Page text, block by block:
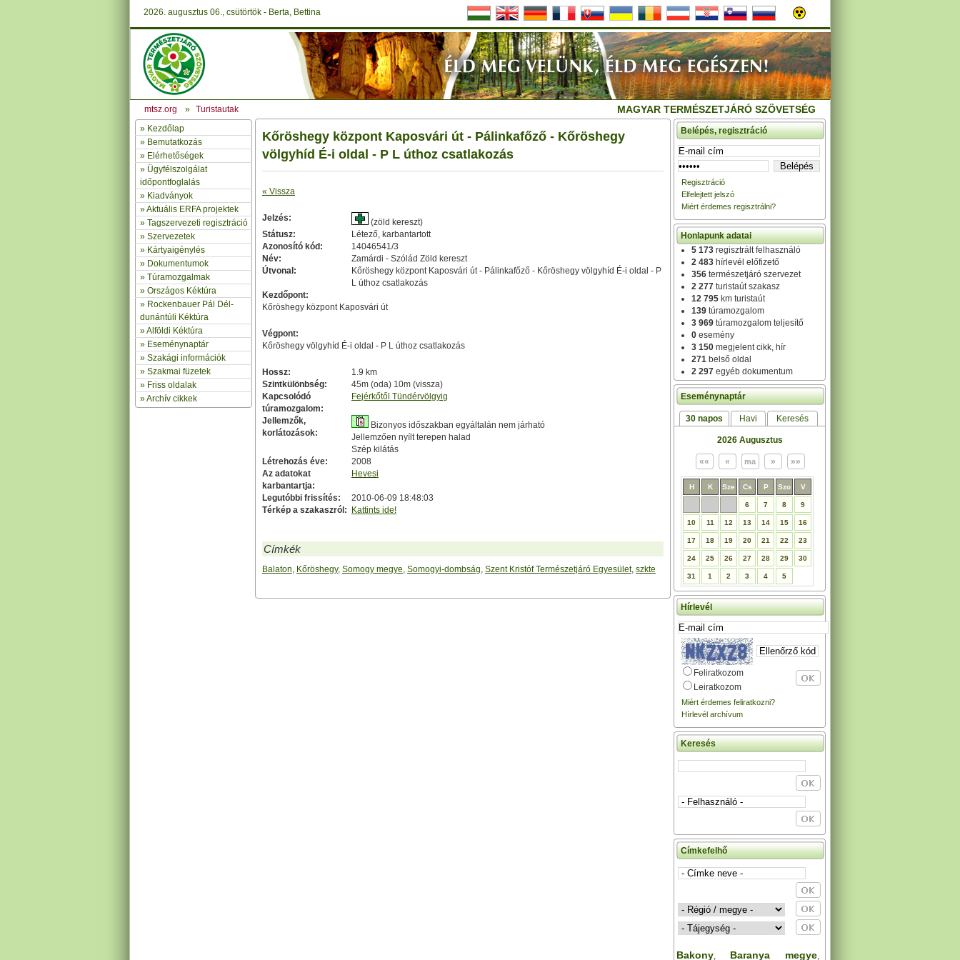
2026. augusztus 06., csütörtök - Berta, Bettina
mtsz.org » Turistautak MAGYAR TERMÉSZETJÁRÓ SZÖVETSÉG
» Kezdőlap
» Bemutatkozás
» Elérhetőségek
» Ügyfélszolgálat
időpontfoglalás
» Kiadványok
»Aktuális ERFA projektek
» Tagszervezeti regisztráció
» Szervezetek
» Kártyaigénylés
» Dokumentumok
» Túramozgalmak
» Országos Kéktúra
» Rockenbauer Pál Dél-
dunántúli Kéktúra
»Alföldi Kéktúra
» Eseménynaptár
» Szakági információk
» Szakmai füzetek
» Friss oldalak
»Archív cikkek
Kőröshegy központ Kaposvári út - Pálinkafőző - Kőröshegy
völgyhíd É-i oldal - P L úthoz csatlakozás
« Vissza
Jelzés:
(zöld kereszt)
Státusz:
Létező, karbantartott
Azonosító kód:
14046541/3
Név:
Zamárdi - Szólád Zöld kereszt
Útvonal:
Kőröshegy központ Kaposvári út - Pálinkafőző - Kőröshegy völgyhíd É-i oldal - P
L úthoz csatlakozás
Kezdőpont:
Kőröshegy központ Kaposvári út
Végpont:
Kőröshegy völgyhíd É-i oldal - P L úthoz csatlakozás
Hossz:
1.9 km
Szintkülönbség:
45m (oda) 10m (vissza)
Kapcsolódó
túramozgalom:
Fejérkőtől Tündérvölgyig
Jellemzők,
korlátozások:
Bizonyos időszakban egyáltalán nem járható
Jellemzően nyílt terepen halad
Szép kilátás
Létrehozás éve:
2008
Az adatokat
karbantartja:
Hevesi
Legutóbbi frissítés:
2010-06-09 18:48:03
Térkép a szakaszról:
Kattints ide!
Címkék
Balaton, Kőröshegy, Somogy megye, Somogyi-dombság, Szent Kristóf Természetjáró Egyesület, szkte
Belépés, regisztráció
Regisztráció
Elfelejtett jelszó
Miért érdemes regisztrálni?
Honlapunk adatai
5 173 regisztrált felhasználó
2 483 hírlevél előfizető
356 természetjáró szervezet
2 277 turistaút szakasz
12 795 km turistaút
139 túramozgalom
3 969 túramozgalom teljesítő
0 esemény
3 150 megjelent cikk, hír
271 belső oldal
2 297 egyéb dokumentum
Eseménynaptár
30 napos Havi Keresés
2026 Augusztus
H K Sze Cs P Szo V
6 7 8 9
10 11 12 13 14 15 16
17 18 19 20 21 22 23
24 25 26 27 28 29 30
31 1 2 3 4 5
Hírlevél
Feliratkozom
Leiratkozom
Miért érdemes feliratkozni?
Hírlevél archívum
Keresés
Címkefelhő
Bakony, Baranya megye,